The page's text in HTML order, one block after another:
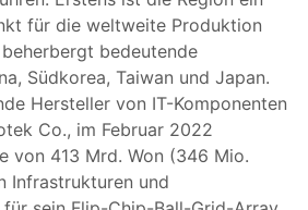
für die weltweite Produktion
bedeutende
Südkorea, Taiwan und Japan.
Hersteller von IT-Komponenten
Co., im Februar 2022
von 413 Mrd. Won (346 Mio.
Infrastrukturen und